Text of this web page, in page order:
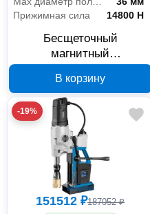
Прижимная сила
14800 Н
Бесщеточный
магнитный
HEDEN DM-36X 510-
017, 1600 Вт
В корзину
-19%
151512 ₽187052 ₽